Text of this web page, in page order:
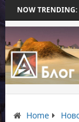
NOW TRENDING:
БИТВЫ
Home